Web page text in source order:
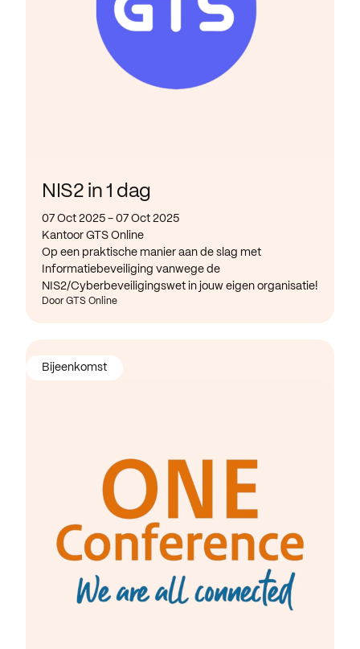
NIS2 in 1 dag
07 Oct 2025 - 07 Oct 2025
Kantoor GTS Online
Op een praktische manier aan de slag met
Informatiebeveiliging vanwege de
NIS2/Cyberbeveiligingswet in jouw eigen organisatie!
Door GTS Online
Bijeenkomst